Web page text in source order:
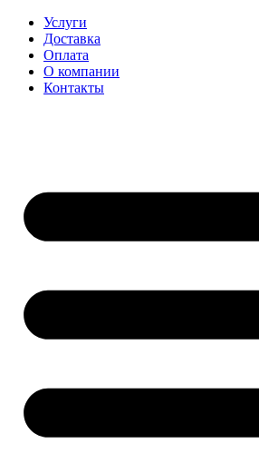
Перейти
содержимому
Услуги
Доставка
Оплата
О компании
Контакты